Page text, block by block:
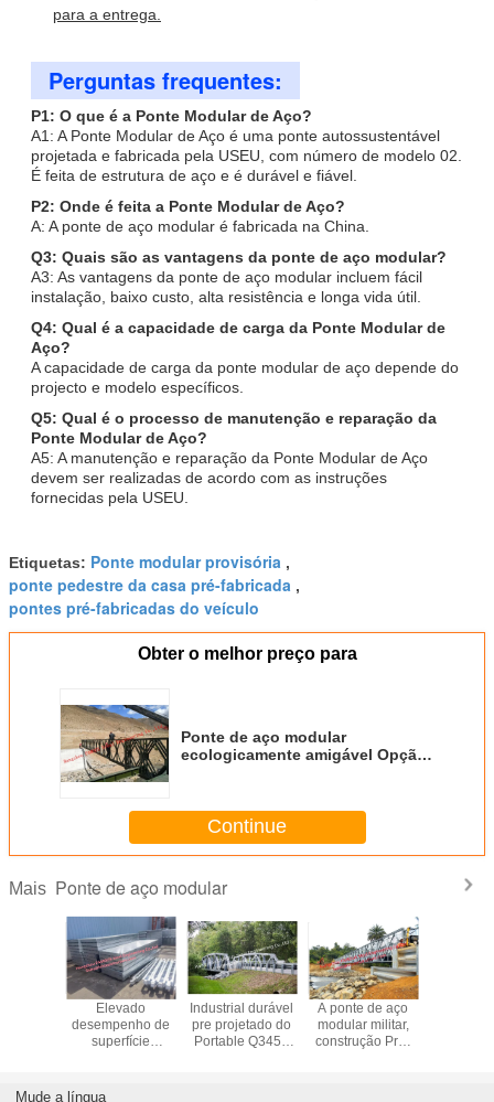
para a entrega.
Perguntas frequentes:
P1: O que é a Ponte Modular de Aço?
A1: A Ponte Modular de Aço é uma ponte autossustentável
projetada e fabricada pela USEU, com número de modelo 02.
É feita de estrutura de aço e é durável e fiável.
P2: Onde é feita a Ponte Modular de Aço?
A: A ponte de aço modular é fabricada na China.
Q3: Quais são as vantagens da ponte de aço modular?
A3: As vantagens da ponte de aço modular incluem fácil
instalação, baixo custo, alta resistência e longa vida útil.
Q4: Qual é a capacidade de carga da Ponte Modular de
Aço?
A capacidade de carga da ponte modular de aço depende do
projecto e modelo específicos.
Q5: Qual é o processo de manutenção e reparação da
Ponte Modular de Aço?
A5: A manutenção e reparação da Ponte Modular de Aço
devem ser realizadas de acordo com as instruções
fornecidas pela USEU.
Etiquetas: Ponte modular provisória ,
ponte pedestre da casa pré-fabricada ,
pontes pré-fabricadas do veículo
Obter o melhor preço para
Ponte de aço modular
ecologicamente amigável Opção
Continue
Mais Ponte de aço modular
Elevado
desempenho de
superfície
pintura do verde
Industrial durável
pre projetado do
Portable Q345B
A ponte de aço
modular militar,
construção Pre-
Mude a língua